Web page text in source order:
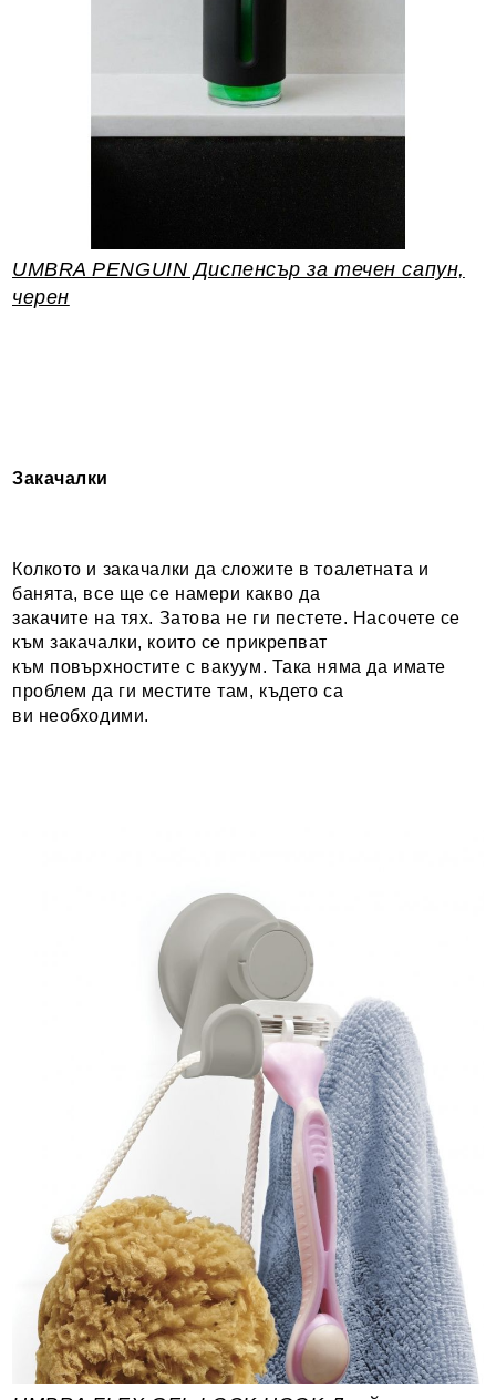
UMBRA PENGUIN Диспенсър за течен сапун,
черен
Закачалки
Колкото и закачалки да сложите в тоалетната и
банята, все ще се намери какво да
закачите на тях. Затова не ги пестете. Насочете се
към закачалки, които се прикрепват
към повърхностите с вакуум. Така няма да имате
проблем да ги местите там, където са
ви необходими.